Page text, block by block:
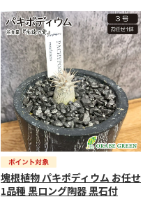
塊根植物 パキポディウム お任せ
1品種 黒ロング陶器 黒石付